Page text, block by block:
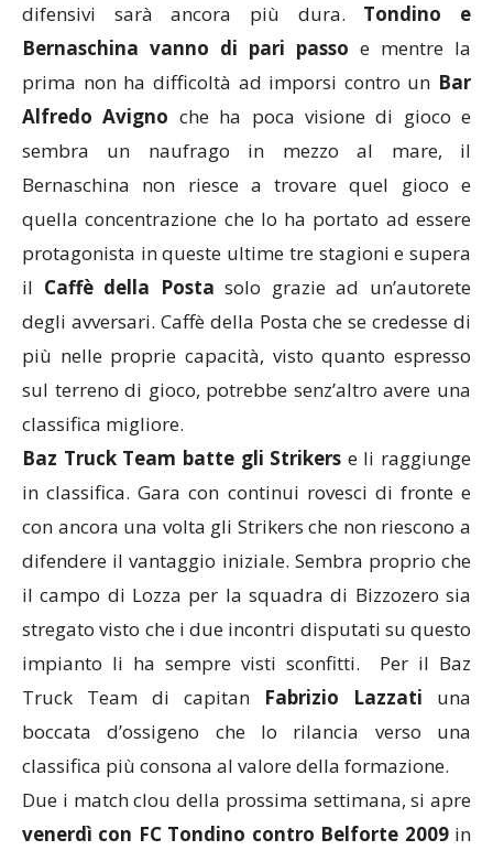
difensivi sarà ancora più dura. Tondino e
Bernaschina vanno di pari passo e mentre la
prima non ha difficoltà ad imporsi contro un Bar
Alfredo Avigno che ha poca visione di gioco e
sembra un naufrago in mezzo al mare, il
Bernaschina non riesce a trovare quel gioco e
quella concentrazione che lo ha portato ad essere
protagonista in queste ultime tre stagioni e supera
il Caffè della Posta solo grazie ad un’autorete
degli avversari. Caffè della Posta che se credesse di
più nelle proprie capacità, visto quanto espresso
sul terreno di gioco, potrebbe senz’altro avere una
classifica migliore.
Baz Truck Team batte gli Strikers e li raggiunge
in classifica. Gara con continui rovesci di fronte e
con ancora una volta gli Strikers che non riescono a
difendere il vantaggio iniziale. Sembra proprio che
il campo di Lozza per la squadra di Bizzozero sia
stregato visto che i due incontri disputati su questo
impianto li ha sempre visti sconfitti. Per il Baz
Truck Team di capitan Fabrizio Lazzati una
boccata d’ossigeno che lo rilancia verso una
classifica più consona al valore della formazione.
Due i match clou della prossima settimana, si apre
venerdì con FC Tondino contro Belforte 2009in